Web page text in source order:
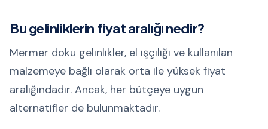
Bu gelinliklerin fiyat aralığı nedir?
Mermer doku gelinlikler, el işçiliği ve kullanılan
malzemeye bağlı olarak orta ile yüksek fiyat
aralığındadır. Ancak, her bütçeye uygun
alternatifler de bulunmaktadır.